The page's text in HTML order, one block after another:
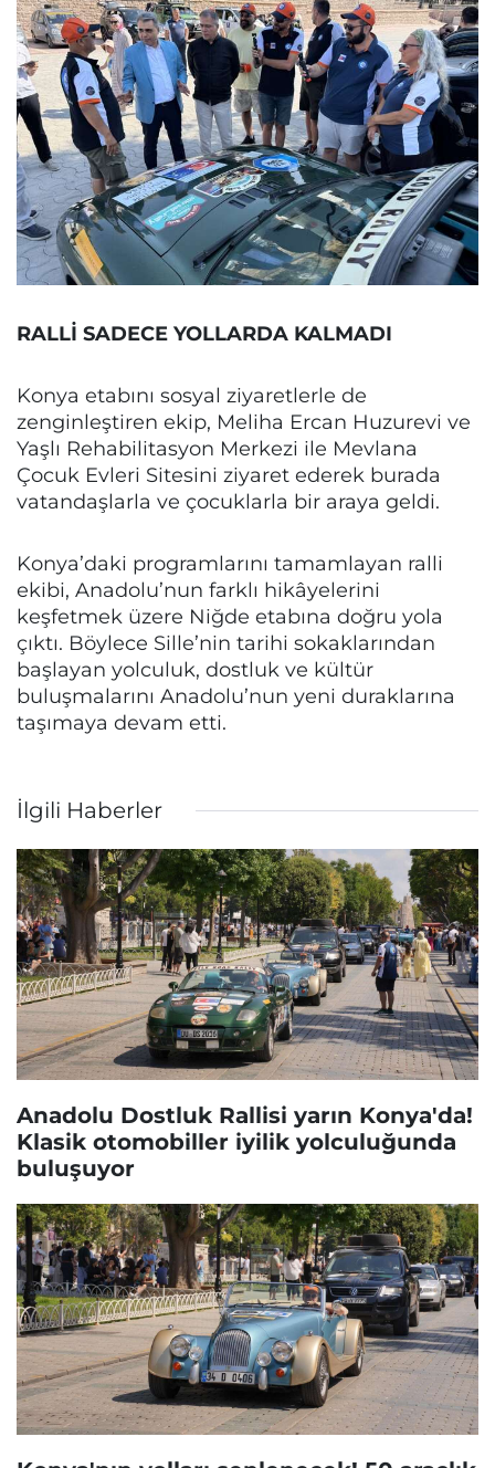
RALLİ SADECE YOLLARDA KALMADI
Konya etabını sosyal ziyaretlerle de
zenginleştiren ekip, Meliha Ercan Huzurevi ve
Yaşlı Rehabilitasyon Merkezi ile Mevlana
Çocuk Evleri Sitesini ziyaret ederek burada
vatandaşlarla ve çocuklarla bir araya geldi.
Konya’daki programlarını tamamlayan ralli
ekibi, Anadolu’nun farklı hikâyelerini
keşfetmek üzere Niğde etabına doğru yola
çıktı. Böylece Sille’nin tarihi sokaklarından
başlayan yolculuk, dostluk ve kültür
buluşmalarını Anadolu’nun yeni duraklarına
taşımaya devam etti.
İlgili Haberler
Anadolu Dostluk Rallisi yarın Konya'da!
Klasik otomobiller iyilik yolculuğunda
buluşuyor